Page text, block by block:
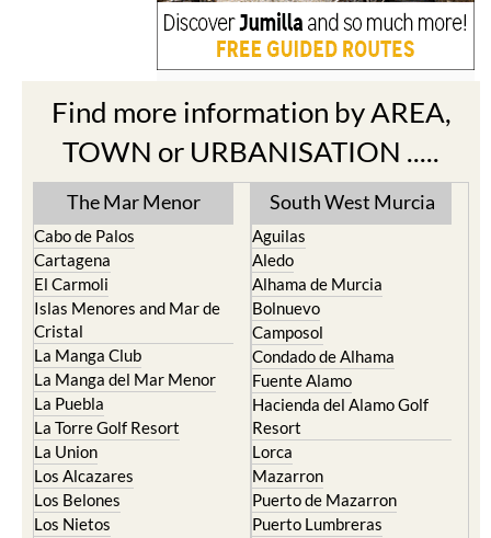
Find more information by AREA,
TOWN or URBANISATION .....
The Mar Menor
Cabo de Palos
Cartagena
El Carmoli
Islas Menores and Mar de
Cristal
La Manga Club
La Manga del Mar Menor
La Puebla
La Torre Golf Resort
La Union
Los Alcazares
Los Belones
Los Nietos
South West Murcia
Aguilas
Aledo
Alhama de Murcia
Bolnuevo
Camposol
Condado de Alhama
Fuente Alamo
Hacienda del Alamo Golf
Resort
Lorca
Mazarron
Puerto de Mazarron
Puerto Lumbreras